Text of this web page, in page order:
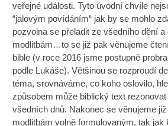
veřejné události. Tyto úvodní chvíle
“jalovým povídáním“ jak by se mohlo
pozvolna se přeladit ze všedního dění
modlitbám…to se již pak věnujeme
bible (v roce 2016 jsme postupně
podle Lukáše). Většinou se rozproudí
téma, srovnáváme, co koho oslovilo,
způsobem může biblický text
všedních dnů. Nakonec se věnujeme
modlitbám volně formulovaným, tak jak